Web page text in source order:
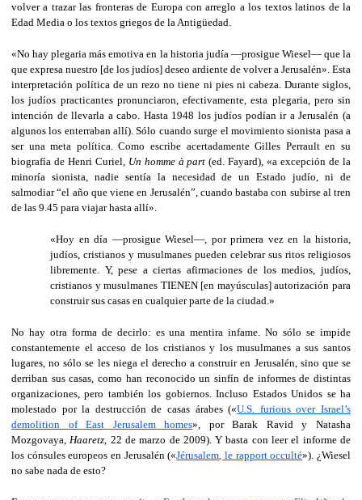
volver a trazar las fronteras de Europa con arreglo a los textos latinos de la
Edad Media o los textos griegos de la Antigüedad.
«No hay plegaria más emotiva en la historia judía ―prosigue Wiesel― que la
que expresa nuestro [de los judíos] deseo ardiente de volver a Jerusalén». Esta
interpretación política de un rezo no tiene ni pies ni cabeza. Durante siglos,
los judíos practicantes pronunciaron, efectivamente, esta plegaria, pero sin
intención de llevarla a cabo. Hasta 1948 los judíos podían ir a Jerusalén (a
algunos los enterraban allí). Sólo cuando surge el movimiento sionista pasa a
ser una meta política. Como escribe acertadamente Gilles Perrault en su
biografía de Henri Curiel, Un homme à part (ed. Fayard), «a excepción de la
minoría sionista, nadie sentía la necesidad de un Estado judío, ni de
salmodiar “el año que viene en Jerusalén”, cuando bastaba con subirse al tren
de las 9.45 para viajar hasta allí».
«Hoy en día ―prosigue Wiesel―, por primera vez en la historia,
judíos, cristianos y musulmanes pueden celebrar sus ritos religiosos
libremente. Y, pese a ciertas afirmaciones de los medios, judíos,
cristianos y musulmanes TIENEN [en mayúsculas] autorización para
construir sus casas en cualquier parte de la ciudad.»
No hay otra forma de decirlo: es una mentira infame. No sólo se impide
constantemente el acceso de los cristianos y los musulmanes a sus santos
lugares, no sólo se les niega el derecho a construir en Jerusalén, sino que se
derriban sus casas, como han reconocido un sinfín de informes de distintas
organizaciones, pero también los gobiernos. Incluso Estados Unidos se ha
molestado por la destrucción de casas árabes («U.S. furious over Israel’s
demolition of East Jerusalem homes», por Barak Ravid y Natasha
Mozgovaya, Haaretz , 22 de marzo de 2009). Y basta con leer el informe de
los cónsules europeos en Jerusalén («Jérusalem, le rapport occulté»). ¿Wiesel
no sabe nada de esto?